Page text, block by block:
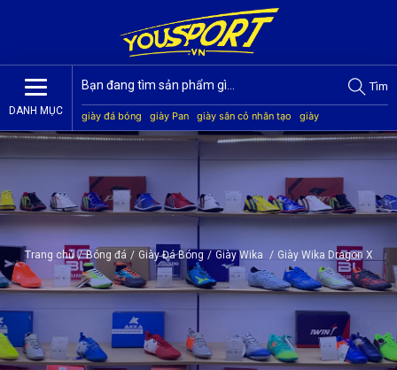
DANH MỤC
Tìm
giày đá bóng giày Pan giày sân cỏ nhân tạo
giày
Jogarbola
giày Mitre giày Akka quần áo bóng đá
giày
Trang chủ / Bóng đá / Giày Đá Bóng / Giày Wika / Giày Wika Dragon X